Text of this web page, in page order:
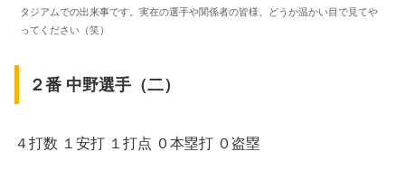
タジアムでの出来事です。実在の選手や関係者の皆様、どうか温かい目で見てや
ってください（笑）
２番 中野選手（二）
４打数 １安打 １打点 ０本塁打 ０盗塁